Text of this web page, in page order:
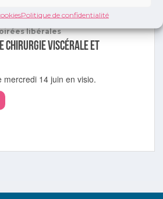
Politique de confidentialité
libérales
chirurgie viscérale et
mercredi 14 juin en visio.